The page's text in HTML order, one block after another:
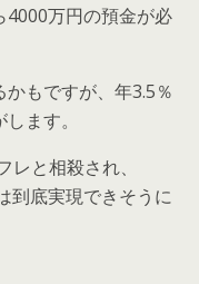
4000万円の預金が必
もですが、年3.5％
ます。
と相殺され、
到底実現できそうに